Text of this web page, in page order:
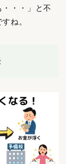
・・」と不
ね。